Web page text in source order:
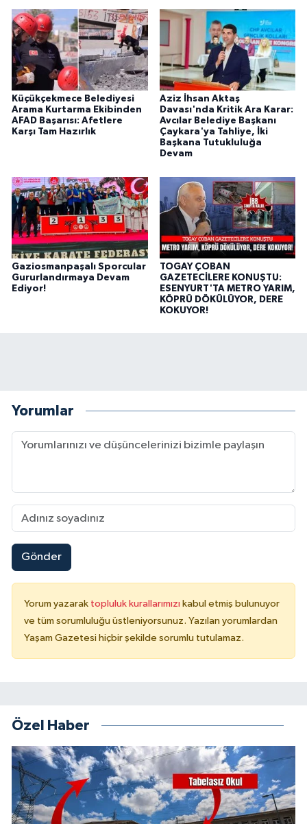
Küçükçekmece Belediyesi
Arama Kurtarma Ekibinden
AFAD Başarısı: Afetlere
Karşı Tam Hazırlık
Aziz İhsan Aktaş
Davası'nda Kritik Ara Karar:
Avcılar Belediye Başkanı
Çaykara'ya Tahliye, İki
Başkana Tutukluluğa
Devam
Gaziosmanpaşalı Sporcular
Gururlandırmaya Devam
Ediyor!
TOGAY ÇOBAN
GAZETECİLERE KONUŞTU:
ESENYURT'TA METRO YARIM,
KÖPRÜ DÖKÜLÜYOR, DERE
KOKUYOR!
Yorumlar
Gönder
Yorum yazarak topluluk kurallarımızı kabul etmiş bulunuyor
ve tüm sorumluluğu üstleniyorsunuz. Yazılan yorumlardan
Yaşam Gazetesi hiçbir şekilde sorumlu tutulamaz.
Özel Haber